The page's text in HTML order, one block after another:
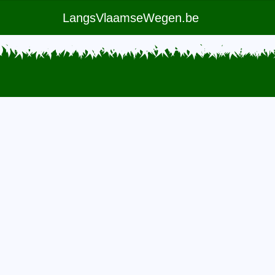
LangsVlaamseWegen.be